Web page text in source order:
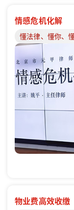
情感危机化解
物业费高效收缴